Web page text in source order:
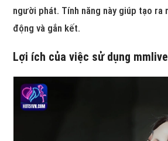
người phát. Tính năng này giúp tạo ra
động và gắn kết.
Lợi ích của việc sử dụng